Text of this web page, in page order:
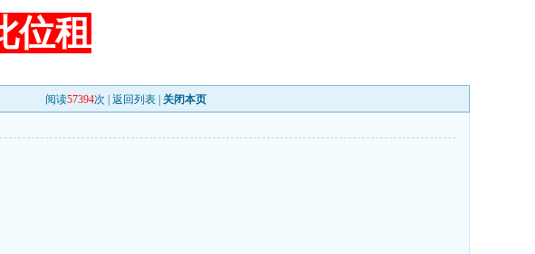
位租
阅读57394次 | 返回列表 关闭本页